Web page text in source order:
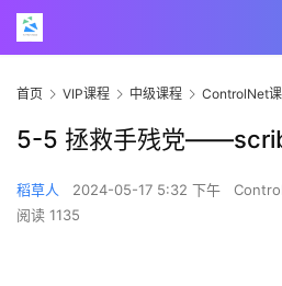
首页 VIP课程 中级课程 ControlNet
5-5 拯救手残党
稻草人 2024-05-17 5:32 下午
阅读 1135